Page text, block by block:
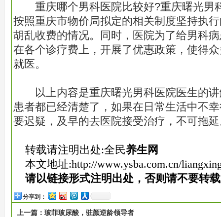
重庆哪个男科医院比较好?重庆曙光男
按照重庆市物价局拟定的相关制度坚持执
胡乱收费的情况。同时，医院为了给男科
在各个诊疗费上，开展了优惠政策，使得
就医。
以上内容是重庆曙光男科医院医生的讲
患者都已经清楚了，如果在日常生活中不
要迟疑，及早的去医院接受治疗，不可拖
转载请注明出处:全民养生网
本文地址:http://www.ysba.com.cn/
请以链接形式注明出处，否则请不要转
分享到：
上一篇： 玻菲玻尿酸，驻颜逆龄领导者